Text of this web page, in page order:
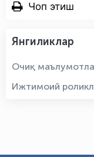
Чоп этиш
Янгиликлар
Очиқ
Ижтимоий